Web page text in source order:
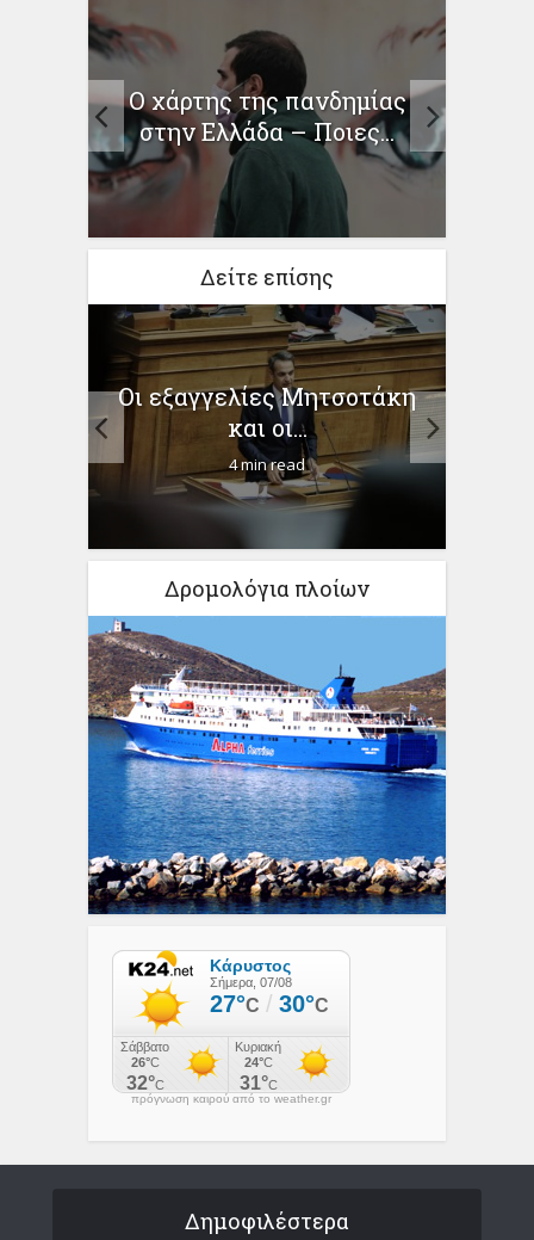
Ο χάρτης της πανδημίας
στην Ελλάδα – Ποιες...
Δείτε επίσης
Οι εξαγγελίες Μητσοτάκη
και οι...
4 min read
Δρομολόγια πλοίων
πρόγνωση καιρού από το weather.gr
Δημοφιλέστερα